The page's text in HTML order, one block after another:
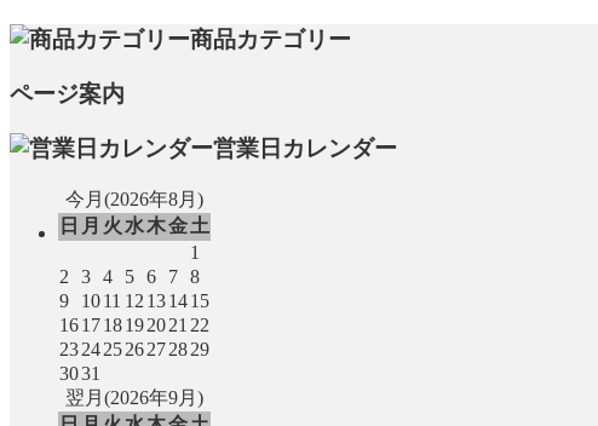
商品カテゴリー
ページ案内
営業日カレンダー
今月(2026年8月)
日 月 火 水木金土
1
2
3 4 5 6 7 8
9
1011 12 131415
161718192021 22
23242526272829
3031
翌月(2026年9月)